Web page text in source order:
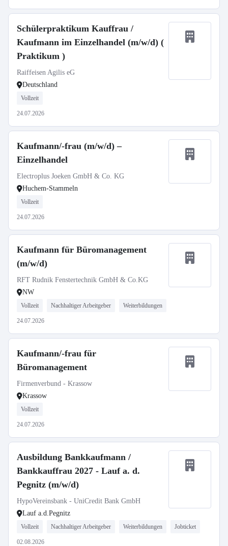
Schülerpraktikum Kauffrau /
Kaufmann im Einzelhandel (m/w/d) (
Praktikum )
Raiffeisen Agilis eG
Deutschland
Vollzeit
24.07.2026
Kaufmann/-frau (m/w/d) –
Einzelhandel
Electroplus Joeken GmbH & Co. KG
Huchem-Stammeln
Vollzeit
24.07.2026
Kaufmann für Büromanagement
(m/w/d)
RFT Rudnik Fenstertechnik GmbH & Co.KG
NW
Vollzeit Nachhaltiger Arbeitgeber Weiterbildungen
24.07.2026
Kaufmann/-frau für
Büromanagement
Firmenverbund - Krassow
Krassow
Vollzeit
24.07.2026
Ausbildung Bankkaufmann /
Bankkauffrau 2027 - Lauf a. d.
Pegnitz (m/w/d)
HypoVereinsbank - UniCredit Bank GmbH
Lauf a.d.Pegnitz
Vollzeit Nachhaltiger Arbeitgeber Weiterbildungen Jobticket
02.08.2026